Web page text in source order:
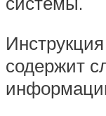
содержит